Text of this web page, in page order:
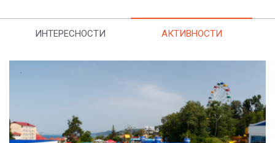
ИНТЕРЕСНОСТИ АКТИВНОСТИ